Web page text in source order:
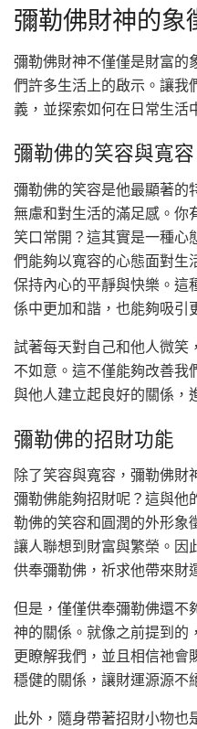
彌勒佛財神的象
彌勒佛財神不僅僅是財富的
們許多生活上的啟示。讓我
義，並探索如何在日常生活
彌勒佛的笑容與寬容
彌勒佛的笑容是他最顯著的
無慮和對生活的滿足感。你
笑口常開？這其實是一種
們能夠以寬容的心態面對生
保持內心的平靜與快樂。這
係中更加和諧，也能夠吸引
試著每天對自己和他人微笑
不如意。這不僅能夠改善我
與他人建立起良好的關係，
彌勒佛的招財功能
除了笑容與寬容，彌勒佛財
彌勒佛能夠招財呢？這與他
勒佛的笑容和圓潤的外形象
讓人聯想到財富與繁榮。因
供奉彌勒佛，祈求他帶來財
但是，僅僅供奉彌勒佛還不
神的關係。就像之前提到的
更瞭解我們，並且相信祂會
穩健的關係，讓財運源源不
此外，隨身帶著招財小物也